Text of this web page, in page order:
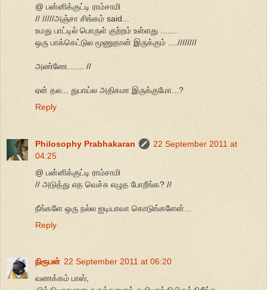
@ பன்னிக்குட்டி ராம்சாமி
// /////அஞ்சா சிங்கம் said...
உமது பாட்டில் பொருள் குற்றம் உள்ளது .......
ஒரு பாக்கெட்டுல மூணுதான் இருக்கும் ....////////
அண்ணே....... //
ஏன் தல... துபாய்ல அதிகமா இருக்குமோ...?
Reply
Philosophy Prabhakaran
22 September 2011 at
04:25
@ பன்னிக்குட்டி ராம்சாமி
// அடுத்து எத வெச்சு எழுத போறீங்க? //
நீங்களே ஒரு நல்ல ஐடியாவா கொடுங்களேன்...
Reply
நிரூபன் 22 September 2011 at 06:20
வணக்கம் பாஸ்,